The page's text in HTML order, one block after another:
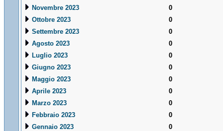
Novembre 2023
0
Ottobre 2023
0
Settembre 2023
0
Agosto 2023
0
Luglio 2023
0
Giugno 2023
0
Maggio 2023
0
Aprile 2023
0
Marzo 2023
0
Febbraio 2023
0
Gennaio 2023
0